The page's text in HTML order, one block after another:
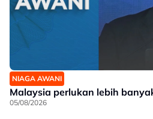
NIAGA AWANI
Malaysia perlukan lebih
05/08/2026